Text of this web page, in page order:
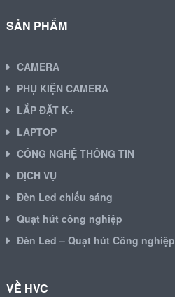
SẢN PHẨM
CAMERA
PHỤ KIỆN CAMERA
LẮP ĐẶT K+
LAPTOP
CÔNG NGHỆ THÔNG TIN
DỊCH VỤ
Đèn Led chiếu sáng
Quạt hút công nghiệp
Đèn Led – Quạt hút Công nghiệp
VỀ HVC